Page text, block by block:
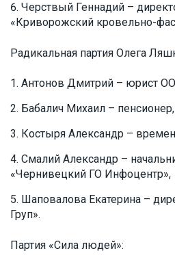
Черствый Геннадий –
«Криворожский кровельно-
Радикальная партия Олега
Антонов Дмитрий – юрист
Бабалич Михаил – пенсионер,
Костыря Александр –
Смалий Александр –
«Чернивецкий ГО Инфоцентр»,
Шаповалова Екатерина –
Груп».
Партия «Сила людей»: